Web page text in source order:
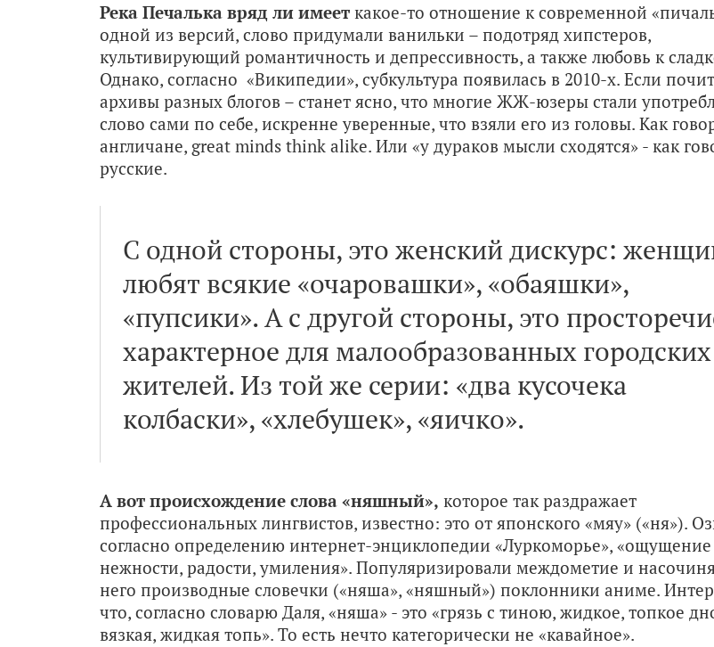
Река Печалька вряд ли имеет какое-то отношение к современной
одной из версий, слово придумали ванильки – подотряд хипстеров,
культивирующий романтичность и депрессивность, а также любовь к
Однако, согласно «Википедии», субкультура появилась в 2010-х. Если
архивы разных блогов – станет ясно, что многие ЖЖ-юзеры стали
слово сами по себе, искренне уверенные, что взяли его из головы. Как
англичане, great minds think alike. Или «у дураков мысли сходятся» - как
русские.
С одной стороны, это женский дискурс:
любят всякие «очаровашки», «обаяшки»,
«пупсики». А с другой стороны, это
характерное для малообразованных городских
жителей. Из той же серии: «два кусочека
колбаски», «хлебушек», «яичко».
А вот происхождение слова «няшный», которое так раздражает
профессиональных лингвистов, известно: это от японского «мяу» («ня»).
согласно определению интернет-энциклопедии «Луркоморье», «ощущение
нежности, радости, умиления». Популяризировали междометие и
него производные словечки («няша», «няшный») поклонники аниме.
что, согласно словарю Даля, «няша» - это «грязь с тиною, жидкое, топкое
вязкая, жидкая топь». То есть нечто категорически не «кавайное».